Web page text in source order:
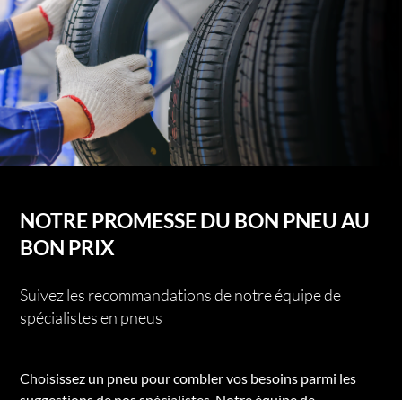
NOTRE PROMESSE DU BON PNEU AU
BON PRIX
Suivez les recommandations de notre équipe de
spécialistes en pneus
Choisissez un pneu pour combler vos besoins parmi les